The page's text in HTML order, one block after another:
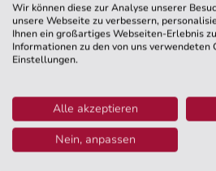
Wir können diese zur Analyse unserer
unsere Webseite zu verbessern,
Ihnen ein großartiges Webseiten-Erlebnis
Informationen zu den von uns verwendeten
Einstellungen.
Alle akzeptieren
Nein, anpassen